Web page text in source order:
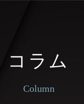
コラム
Column